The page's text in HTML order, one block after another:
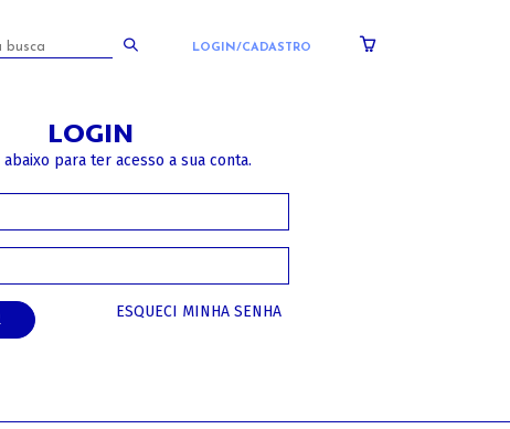
LOGIN/CADASTRO
LOGIN
abaixo para ter acesso a sua conta.
ESQUECI MINHA SENHA